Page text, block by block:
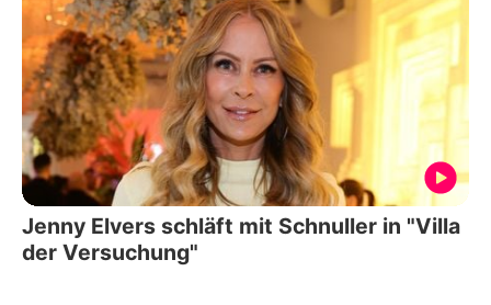
Jenny Elvers schläft mit Schnuller in "Villa
der Versuchung"